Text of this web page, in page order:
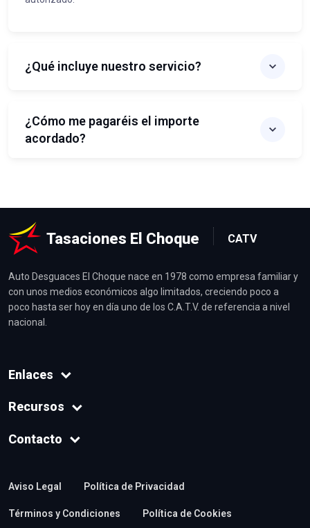
¿Qué incluye nuestro servicio?
¿Cómo me pagaréis el importe
acordado?
Tasaciones El Choque CATV
Auto Desguaces El Choque nace en 1978 como empresa familiar y
con unos medios económicos algo limitados, creciendo poco a
poco hasta ser hoy en día uno de los C.A.T.V. de referencia a nivel
nacional.
Enlaces
Recursos
Contacto
Aviso Legal Política de Privacidad
Términos y Condiciones Política de Cookies